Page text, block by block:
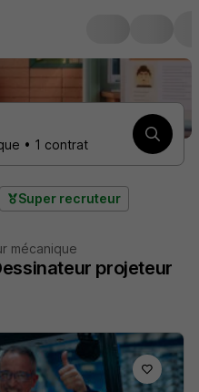
• 1 contrat
Super recruteur
mécanique
projeteur